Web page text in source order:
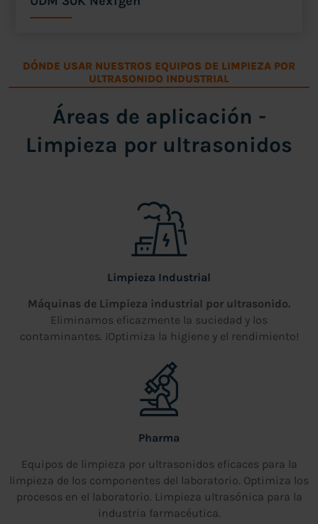
DÓNDE USAR NUESTROS EQUIPOS DE LIMPIEZA POR
ULTRASONIDO INDUSTRIAL
Áreas de aplicación -
Limpieza por ultrasonidos
Limpieza Industrial
Máquinas de Limpieza industrial por ultrasonido.
Eliminamos eficazmente la suciedad y los
contaminantes. ¡Optimiza la higiene y el rendimiento!
Pharma
Equipos de limpieza por ultrasonidos eficaces para la
limpieza de los componentes del laboratorio. Optimiza los
procesos en el laboratorio. Limpieza ultrasónica para la
industria farmacéutica.